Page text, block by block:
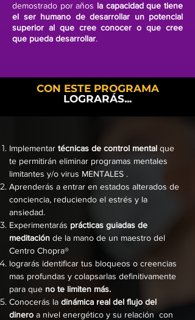
demostrado por años la capacidad que tiene
el ser humano de desarrollar un potencial
superior al que cree conocer o que cree
que pueda desarrollar.
CON ESTE PROGRAMA
LOGRARÁS...
Implementar técnicas de control mental que
te permitirán eliminar programas mentales
limitantes y/o virus MENTALES .
Aprenderás a entrar en estados alterados de
conciencia, reduciendo el estrés y la
ansiedad.
Experimentarás prácticas guiadas de
meditación de la mano de un maestro del
Centro Chopra®
lograrás identificar tus bloqueos o creencias
mas profundas y colapsarlas definitivamente
para que no te limiten más.
Conocerás la dinámica real del flujo del
dinero a nivel energético y su relación con